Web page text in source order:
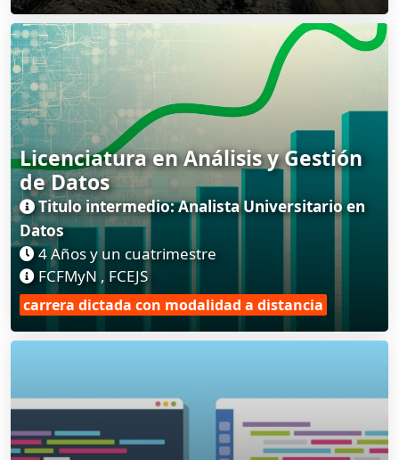
Licenciatura en Análisis y Gestión
de Datos
Titulo intermedio: Analista Universitario en
Datos
4 Años y un cuatrimestre
FCFMyN , FCEJS
carrera dictada con modalidad a distancia